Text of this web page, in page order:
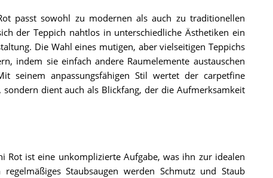
passt sowohl zu modernen als auch zu traditionellen
der Teppich nahtlos in unterschiedliche Ästhetiken ein
Die Wahl eines mutigen, aber vielseitigen Teppichs
indem sie einfach andere Raumelemente austauschen
seinem anpassungsfähigen Stil wertet der carpetfine
dient auch als Blickfang, der die Aufmerksamkeit
Rot ist eine unkomplizierte Aufgabe, was ihn zur idealen
Staubsaugen werden Schmutz und Staub